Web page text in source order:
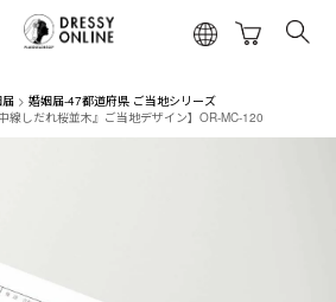
届
婚姻届-47都道府県 ご当地シリーズ
線しだれ桜並木』ご当地デザイン】OR-MC-120